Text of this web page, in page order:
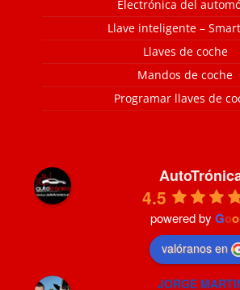
Electrónica del
Llave inteligente –
Llaves de coche
Mandos de coche
Programar llaves de
4.5
powered byGoo
valóranos en
JORGE